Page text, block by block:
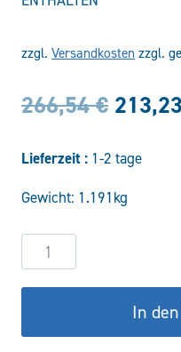
zzgl. Versandkosten zzgl.
266,54€
war:
266,54
213,23
Lieferzeit : 1-2 tage
Gewicht: 1.191kg
2/2-
Wege
Sitzventil
12-
In